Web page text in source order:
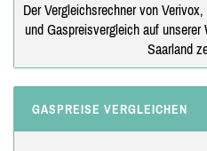
Der Vergleichsrechner von
und Gaspreisvergleich auf
Saarland
GASPREISE VERGLEICHEN